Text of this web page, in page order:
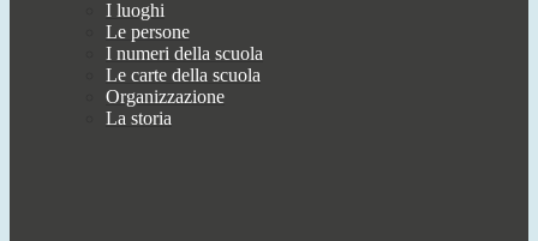
I luoghi
Le persone
I numeri della scuola
Le carte della scuola
Organizzazione
La storia